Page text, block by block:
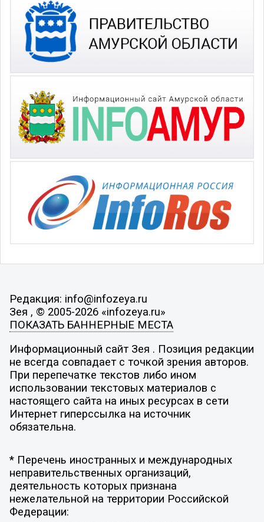
Редакция: info@infozeya.ru
Зея , © 2005-2026 «infozeya.ru»
ПОКАЗАТЬ БАННЕРНЫЕ МЕСТА
Информационный сайт Зея . Позиция редакции
не всегда совпадает с точкой зрения авторов.
При перепечатке текстов либо ином
использовании текстовых материалов с
настоящего сайта на иных ресурсах в сети
Интернет гиперссылка на источник
обязательна.
* Перечень иностранных и международных
неправительственных организаций,
деятельность которых признана
нежелательной на территории Российской
Федерации: